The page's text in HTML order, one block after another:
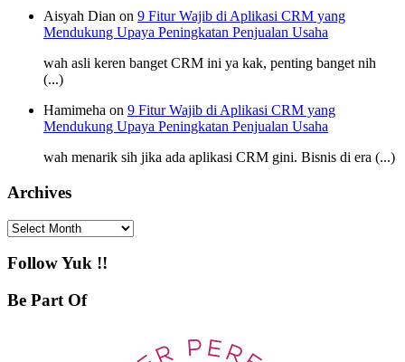
Aisyah Dian on 9 Fitur Wajib di Aplikasi CRM yang
Mendukung Upaya Peningkatan Penjualan Usaha
wah asli keren banget CRM ini ya kak, penting banget nih
(...)
Hamimeha on 9 Fitur Wajib di Aplikasi CRM yang
Mendukung Upaya Peningkatan Penjualan Usaha
wah menarik sih jika ada aplikasi CRM gini. Bisnis di era (...)
Archives
Archives
Follow Yuk !!
Be Part Of